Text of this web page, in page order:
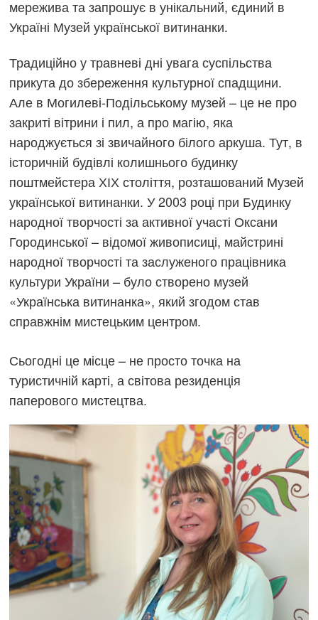
мережива та запрошує в унікальний, єдиний в
Україні Музей української витинанки.
Традиційно у травневі дні увага суспільства
прикута до збереження культурної спадщини.
Але в Могилеві-Подільському музей – це не про
закриті вітрини і пил, а про магію, яка
народжується зі звичайного білого аркуша. Тут, в
історичній будівлі колишнього будинку
поштмейстера ХІХ століття, розташований Музей
української витинанки. У 2003 році при Будинку
народної творчості за активної участі Оксани
Городинської – відомої живописиці, майстрині
народної творчості та заслуженого працівника
культури України – було створено музей
«Українська витинанка», який згодом став
справжнім мистецьким центром.
Сьогодні це місце – не просто точка на
туристичній карті, а світова резиденція
паперового мистецтва.